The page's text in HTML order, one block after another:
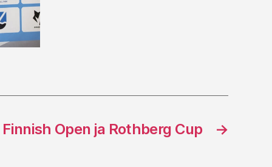
→
Finnish Open ja Rothberg Cup